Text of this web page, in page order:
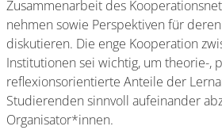
Zusammenarbeit des
nehmen sowie Perspektiven für
diskutieren. Die enge Kooperation
Institutionen sei wichtig, um theorie-,
reflexionsorientierte Anteile der
Studierenden sinnvoll aufeinander
Organisator*innen.